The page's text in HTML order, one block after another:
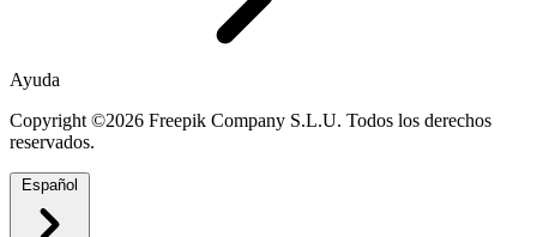
Ayuda
Copyright ©2026 Freepik Company S.L.U. Todos los derechos
reservados.
Español